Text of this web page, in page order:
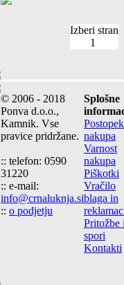
Izberi stran
1
© 2006 - 2018
Ponva d.o.o.,
Kamnik. Vse
pravice pridržane.
:: telefon: 0590
31220
:: e-mail:
info@crnaluknja.si
:: o podjetju
Splošne
Postopek
nakupa
Varnost
nakupa
Piškotki
Vračilo
blaga in
Pritožbe
spori
Kontakti